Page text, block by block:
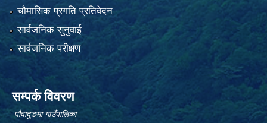
चौमासिक प्रगति प्रतिवेदन
सार्वजनिक सुनुवाई
सार्वजनिक परीक्षण
सम्पर्क विवरण
पौवादुङमा गाउँपालिका